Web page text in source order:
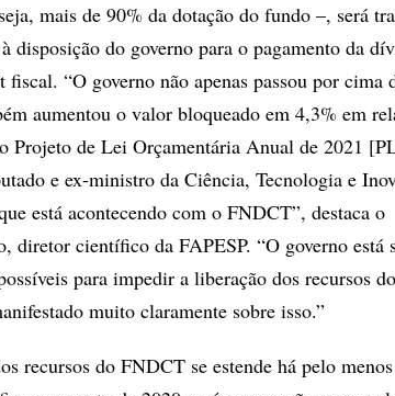
mais de 90% da dotação do fundo –, será
disposição do governo para o pagamento da
“O governo não apenas passou por cima
aumentou o valor bloqueado em 4,3% em
Projeto de Lei Orçamentária Anual de 2021
e ex-ministro da Ciência, Tecnologia e
está acontecendo com o FNDCT”, destaca o
científico da FAPESP. “O governo está
para impedir a liberação dos recursos
muito claramente sobre isso.”
recursos do FNDCT se estende há pelo